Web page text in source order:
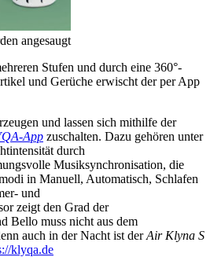
angesaugt
Stufen und durch eine 360°-
und Gerüche erwischt der per App
und lassen sich mithilfe der
App zuschalten. Dazu gehören unter
durch
Musiksynchronisation, die
in Manuell, Automatisch, Schlafen
und
zeigt den Grad der
Bello muss nicht aus dem
auch in der Nacht ist derAir Klyna S
klyqa.de